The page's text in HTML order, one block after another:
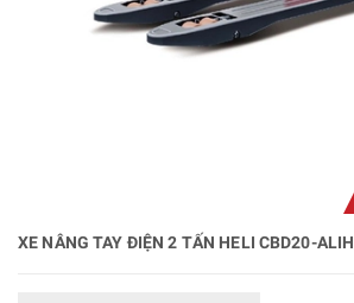
XE NÂNG TAY ĐIỆN 2 TẤN HELI CBD20-ALIH